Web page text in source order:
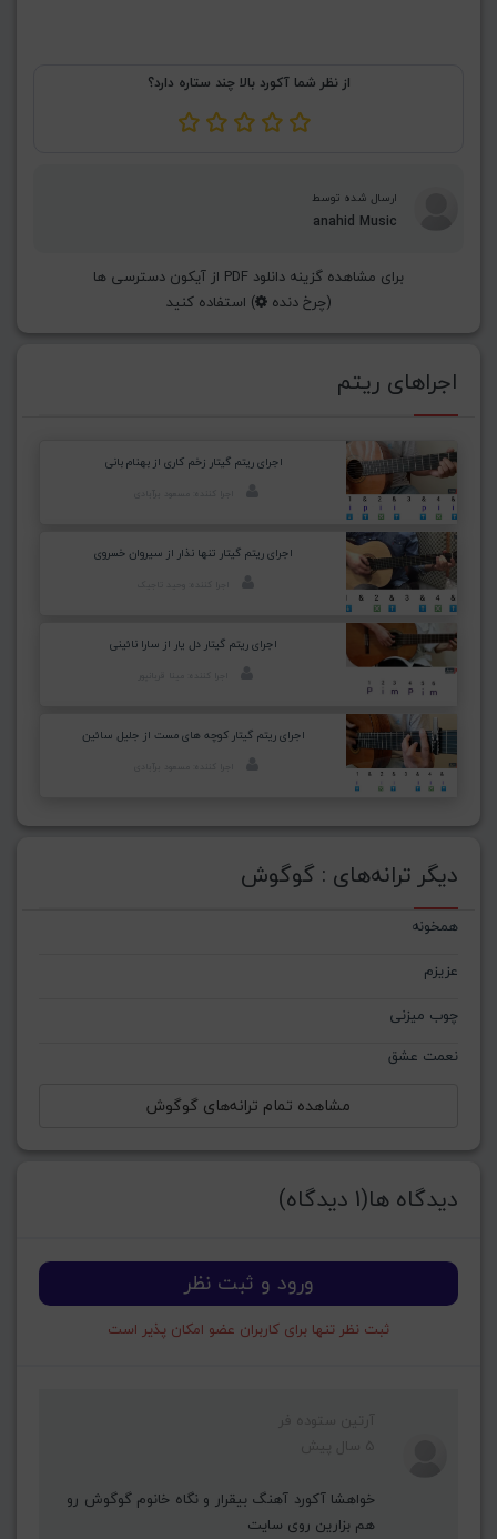
از نظر شما آکورد بالا چند ستاره دارد؟
ارسال شده توسط
anahid Music
برای مشاهده گزینه دانلود PDF از آیکون دسترسی ها
(چرخ دنده ) استفاده کنید
اجراهای ریتم
اجرای ریتم گیتار زخم کاری از بهنام بانی
اجرای ریتم گیتار تنها نذار از سیروان خسروی
اجرای ریتم گیتار دل یار از سارا نائینی
اجرای ریتم گیتار کوچه های مست از جلیل سائین
دیگر ترانه‌های : گوگوش
همخونه
عزیزم
چوب میزنی
نعمت عشق
مشاهده تمام ترانه‌های گوگوش
دیدگاه ها(1 دیدگاه)
ورود و ثبت نظر
ثبت نظر تنها برای کاربران عضو امکان پذیر است
خواهشا آکورد آهنگ بیقرار و نگاه خانوم گوگوش رو
هم بزارین روی سایت